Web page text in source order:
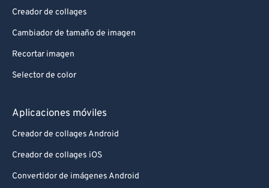
Creador de collages
Cambiador de tamaño de imagen
Recortar imagen
Selector de color
Aplicaciones móviles
Creador de collages Android
Creador de collages iOS
Convertidor de imágenes Android